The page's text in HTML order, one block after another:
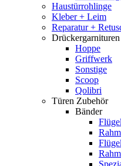
Haustürrohlinge
Kleber + Leim
Reparatur +
Drückergarnituren
Hoppe
Griffwerk
Sonstige
Scoop
Qolibri
Türen Zubehör
Bänder